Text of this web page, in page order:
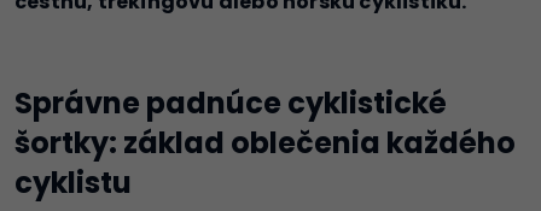
Správne padnúce cyklistické
šortky: základ oblečenia každého
cyklistu